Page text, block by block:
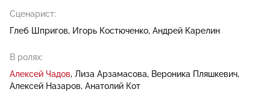
Сценарист:
Глеб Шпригов
Игорь Костюченко Андрей Карелин
В ролях:
Алексей Чадов Лиза Арзамасова Вероника Пляшкевич
Алексей Назаров Анатолий Кот